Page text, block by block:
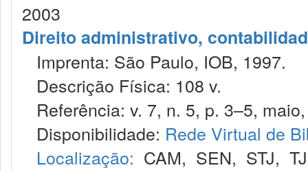
2003
Direito administrativo,
Imprenta: São Paulo, IOB, 1997.
Descrição Física: 108 v.
Referência: v. 7, n. 5, p. 3–5,
Disponibilidade: Rede Virtual de
Localização: CAM, SEN, STJ,